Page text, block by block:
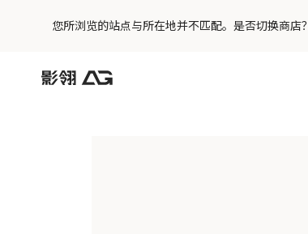
您所浏览的站点与所在地并不匹配。是否切换商店？